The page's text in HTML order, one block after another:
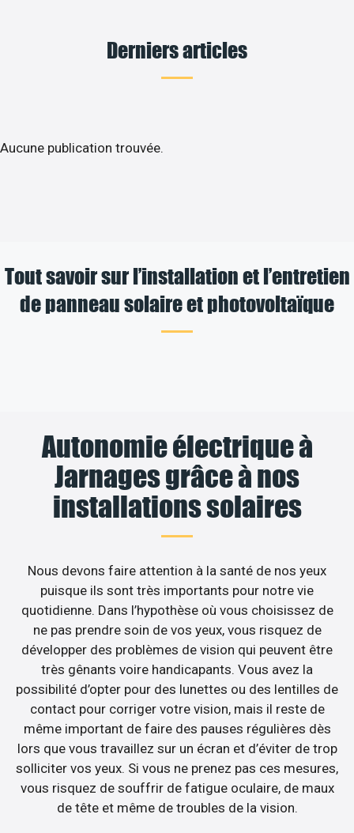
Derniers articles
Aucune publication trouvée.
Tout savoir sur l’installation et l’entretien
de panneau solaire et photovoltaïque
Autonomie électrique à
Jarnages grâce à nos
installations solaires
Nous devons faire attention à la santé de nos yeux
puisque ils sont très importants pour notre vie
quotidienne. Dans l’hypothèse où vous choisissez de
ne pas prendre soin de vos yeux, vous risquez de
développer des problèmes de vision qui peuvent être
très gênants voire handicapants. Vous avez la
possibilité d’opter pour des lunettes ou des lentilles de
contact pour corriger votre vision, mais il reste de
même important de faire des pauses régulières dès
lors que vous travaillez sur un écran et d’éviter de trop
solliciter vos yeux. Si vous ne prenez pas ces mesures,
vous risquez de souffrir de fatigue oculaire, de maux
de tête et même de troubles de la vision.